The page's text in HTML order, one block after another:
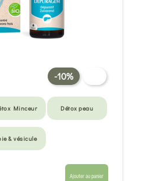
-10%
Minceur Détox peau
& vésicule
Ajouter au panier